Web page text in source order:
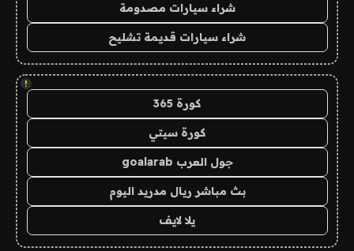
شراء سيارات مصدومة
شراء سيارات قديمة تشليح
!
كورة 365
كورة سيتي
جول العرب goalarab
بث مباشر ريال مدريد اليوم
يلا لايف